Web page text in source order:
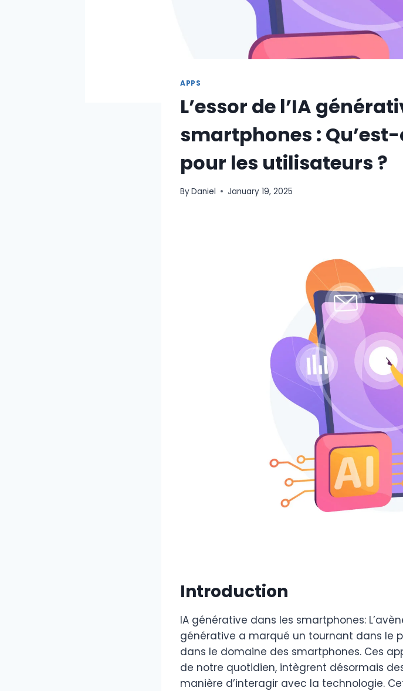
APPS
L’essor de l’IA
smartphones :
pour les utilisateurs ?
ByDaniel January 19, 2025
Introduction
IA générative dans les smartphones:
générative a marqué un tournant dans le
dans le domaine des smartphones. Ces
de notre quotidien, intègrent désormais
manière d’interagir avec la technologie.